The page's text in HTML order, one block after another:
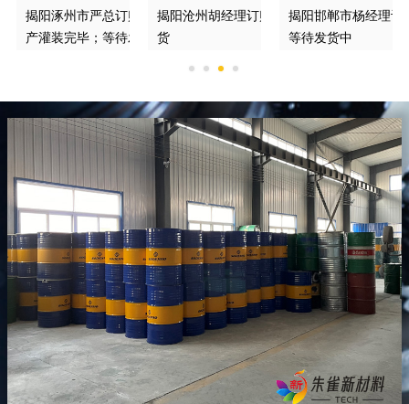
购的DGM370*磨削液
揭阳涿州市严总订购的绿色切削液已经生
产灌装完毕；等待发车
揭阳沧州胡经理订购的长效乳化油装车发
货
揭阳邯郸市杨经理订
等待发货中